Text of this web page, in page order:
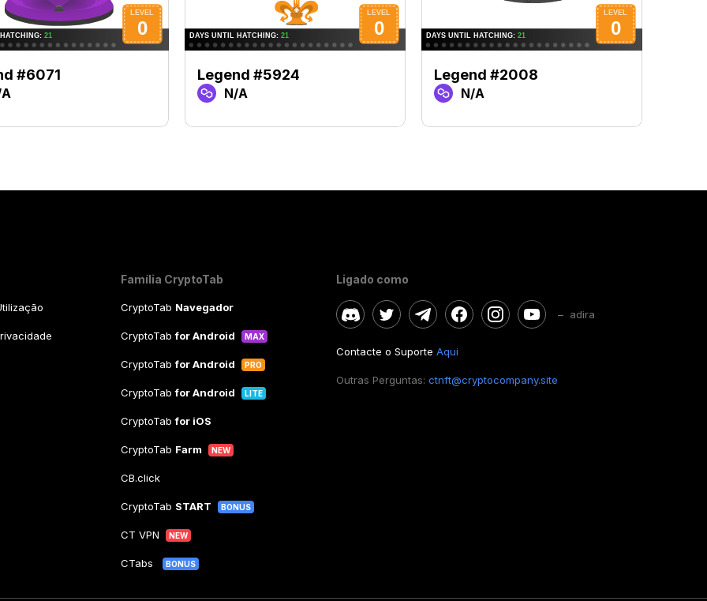
#6071 Legend #5924
N/A
Legend #2008
N/A
Família CryptoTab
CryptoTab Navegador
CryptoTabfor Android MAX
CryptoTabfor Android PRO
CryptoTabfor Android LITE
CryptoTabfor iOS
CryptoTab Farm NEW
CB.click
CryptoTab START BONUS
CT VPN NEW
CTabs BONUS
Ligado como
– adira
Contacte o Suporte Aqui
Outras Perguntas: ctnft@cryptocompany.site